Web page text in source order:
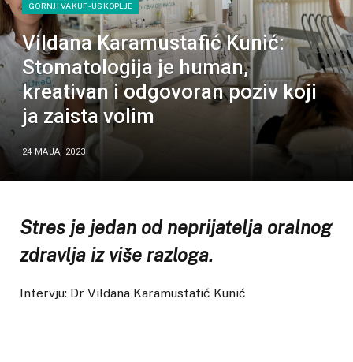
GORNJI VAKUF-USKOPLJE
Vildana Karamustafić Kunić:
Stomatologija je human,
kreativan i odgovoran poziv koji
ja zaista volim
24 MAJA, 2023
Stres je jedan od neprijatelja oralnog
zdravlja iz više razloga.
Intervju: Dr Vildana Karamustafić Kunić